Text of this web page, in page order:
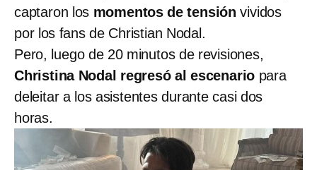
captaron los momentos de tensión vividos
por los fans de Christian Nodal.
Pero, luego de 20 minutos de revisiones,
Christina Nodal regresó al escenario para
deleitar a los asistentes durante casi dos
horas.